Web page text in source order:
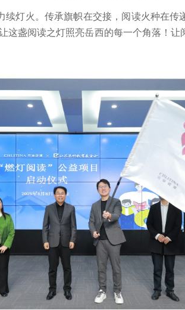
续灯火。传承旗帜在交接，阅读火种在传
这盏阅读之灯照亮岳西的每一个角落！